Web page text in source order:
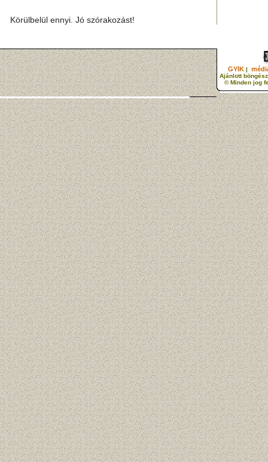
Körülbelül ennyi. Jó szórakozást!
GYIK |
Ajánlott
© Minden jog